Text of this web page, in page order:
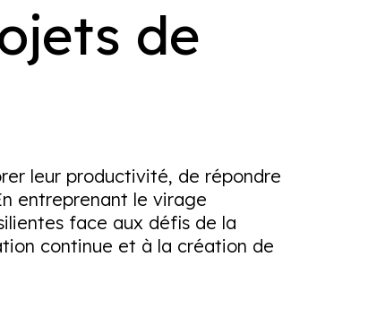
de
leur productivité, de répondre
entreprenant le virage
face aux défis de la
continue et à la création de